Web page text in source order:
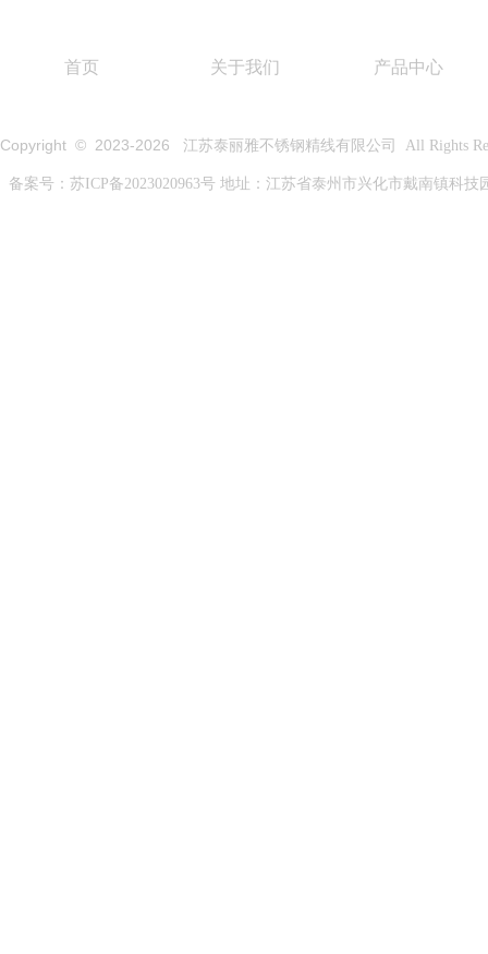
首页 关于我们 产品中心
Copyright © 2023-2026 江苏泰丽雅不锈钢精线有限公司 All Rights
备案号： 苏ICP备2023020963号 地址：江苏省泰州市兴化市戴南镇科